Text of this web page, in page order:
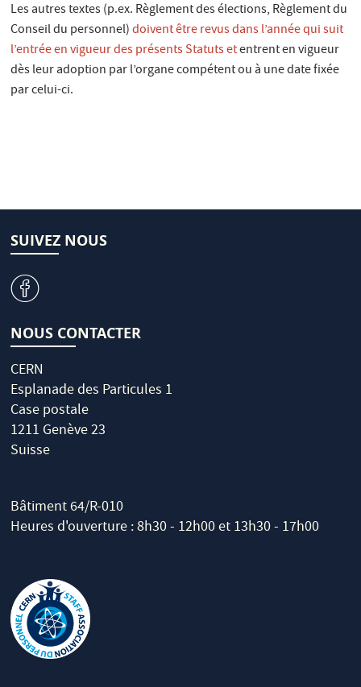
Les autres textes (p.ex. Règlement des élections, Règlement du
Conseil du personnel)doivent être revus dans l’année qui suit
l’entrée en vigueur des présents Statuts etentrent en vigueur
dès leur adoption par l’organe compétent ou à une date fixée
par celui-ci.
SUIVEZ NOUS
v
NOUS CONTACTER
CERN
Esplanade des Particules 1
Case postale
1211 Genève 23
Suisse
Bâtiment 64/R-010
Heures d'ouverture : 8h30 - 12h00 et 13h30 - 17h00